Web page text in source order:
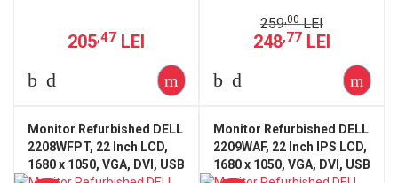
205,47 LEI
259,00LEI
248,77 LEI
Monitor Refurbished DELL
2208WFPT, 22 Inch LCD,
1680 x 1050, VGA, DVI, USB
Monitor Refurbished DELL
2209WAF, 22 Inch IPS LCD,
1680 x 1050, VGA, DVI, USB